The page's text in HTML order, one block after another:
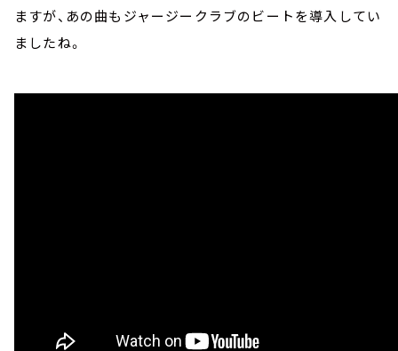
ますが、あの曲もジャージークラブのビートを導入してい
ましたね。